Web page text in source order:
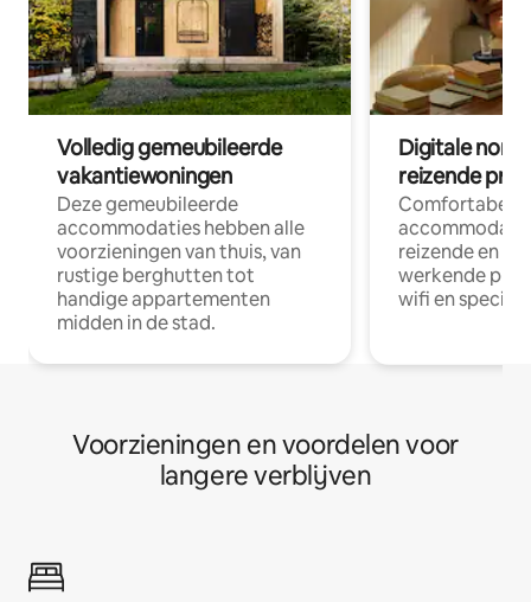
Volledig gemeubileerde
vakantiewoningen
Deze gemeubileerde
accommodaties hebben alle
voorzieningen van thuis, van
rustige berghutten tot
handige appartementen
midden in de stad.
Digitale
reizende
Comfortabele
reizende en
werkende
wifi en
Voorzieningen en voordelen voor
langere verblijven